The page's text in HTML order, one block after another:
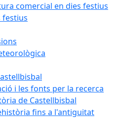
comercial en dies festius
festius
i les fonts per la recerca
de Castellbisbal
fins a l'antiguitat